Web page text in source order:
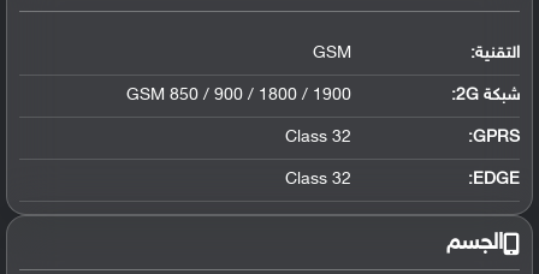
التقنية: GSM
شبكة 2G: GSM 850 / 900 / 1800 / 1900
GPRS:
Class 32
EDGE:
Class 32
الجسم